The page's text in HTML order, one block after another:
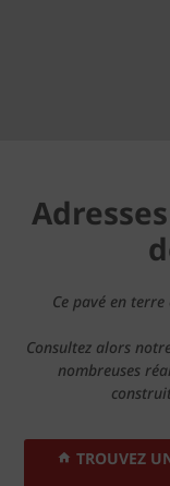
Ce pavé en
Consultez alors
nombreuses
TROUVEZ